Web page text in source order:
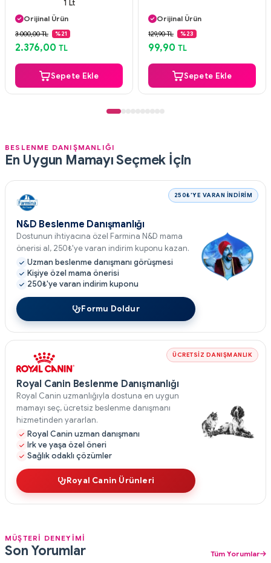
1 Lt
Orijinal Ürün
Güvenli Ödeme
Aynı Gün Kargo
3.000,00 TL %21
2.376,00 TL
Sepete Ekle
Güvenli Ödeme
Aynı Gün Kargo
129,90 TL %23
99,90 TL
Sepete Ekle
BESLENME DANIŞMANLIĞI
En Uygun Mamayı Seçmek İçin
250₺'YE VARAN İNDİRİM
N&D Beslenme Danışmanlığı
Dostunun ihtiyacına özel Farmina N&D mama
önerisi al, 250₺'ye varan indirim kuponu kazan.
Uzman beslenme danışmanı görüşmesi
Kişiye özel mama önerisi
250₺'ye varan indirim kuponu
Formu Doldur
ÜCRETSİZ DANIŞMANLIK
Royal Canin Beslenme Danışmanlığı
Royal Canin uzmanlığıyla dostuna en uygun
mamayı seç, ücretsiz beslenme danışmanı
hizmetinden yararlan.
Royal Canin uzman danışmanı
Irk ve yaşa özel öneri
Sağlık odaklı çözümler
Royal Canin Ürünleri
MÜŞTERİ DENEYİMİ
Son Yorumlar Tüm Yorumlar